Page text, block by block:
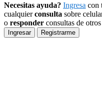
Necesitas ayuda? Ingresa con
cualquierconsulta sobre
o responder consultas de
Ingresar Registrarme